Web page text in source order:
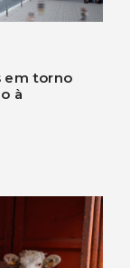
em torno
à